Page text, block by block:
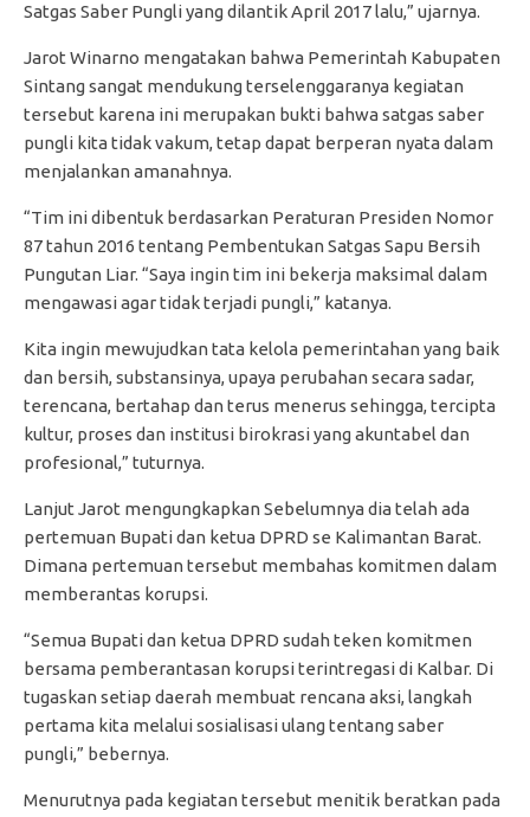
Satgas Saber Pungli yang dilantik April 2017 lalu,” ujarnya.
Jarot Winarno mengatakan bahwa Pemerintah Kabupaten
Sintang sangat mendukung terselenggaranya kegiatan
tersebut karena ini merupakan bukti bahwa satgas saber
pungli kita tidak vakum, tetap dapat berperan nyata dalam
menjalankan amanahnya.
“Tim ini dibentuk berdasarkan Peraturan Presiden Nomor
87 tahun 2016 tentang Pembentukan Satgas Sapu Bersih
Pungutan Liar. “Saya ingin tim ini bekerja maksimal dalam
mengawasi agar tidak terjadi pungli,” katanya.
Kita ingin mewujudkan tata kelola pemerintahan yang baik
dan bersih, substansinya, upaya perubahan secara sadar,
terencana, bertahap dan terus menerus sehingga, tercipta
kultur, proses dan institusi birokrasi yang akuntabel dan
profesional,” tuturnya.
Lanjut Jarot mengungkapkan Sebelumnya dia telah ada
pertemuan Bupati dan ketua DPRD se Kalimantan Barat.
Dimana pertemuan tersebut membahas komitmen dalam
memberantas korupsi.
“Semua Bupati dan ketua DPRD sudah teken komitmen
bersama pemberantasan korupsi terintregasi di Kalbar. Di
tugaskan setiap daerah membuat rencana aksi, langkah
pertama kita melalui sosialisasi ulang tentang saber
pungli,” bebernya.
Menurutnya pada kegiatan tersebut menitik beratkan pada